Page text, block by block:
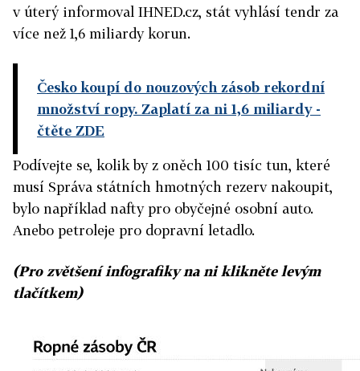
v úterý informoval IHNED.cz, stát vyhlásí tendr za
více než 1,6 miliardy korun.
Česko koupí do nouzových zásob rekordní
množství ropy. Zaplatí za ni 1,6 miliardy-
čtěte ZDE
Podívejte se, kolik by z oněch 100 tisíc tun, které
musí Správa státních hmotných rezerv nakoupit,
bylo například nafty pro obyčejné osobní auto.
Anebo petroleje pro dopravní letadlo.
(Pro zvětšení infografiky na ni klikněte levým
tlačítkem)